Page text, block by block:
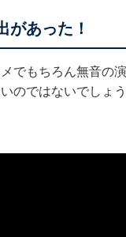
があった！
でもちろん無音の
のではないでしょ